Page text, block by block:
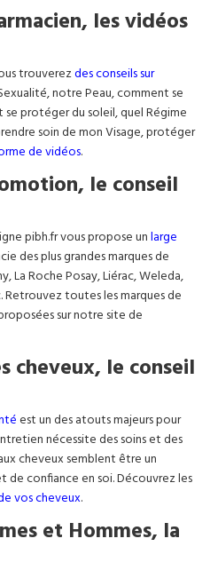
les vidéos
trouverezdes conseils sur
notre Peau, comment se
protéger du soleil, quel Régime
soin de mon Visage, protéger
de vidéos.
le conseil
pibh.fr vous propose unlarge
des plus grandes marques de
La Roche Posay, Liérac, Weleda,
toutes les marques de
sur notre site de
cheveux, le conseil
est un des atouts majeurs pour
nécessite des soins et des
cheveux semblent être un
confiance en soi. Découvrez les
vos cheveux.
et Hommes, la